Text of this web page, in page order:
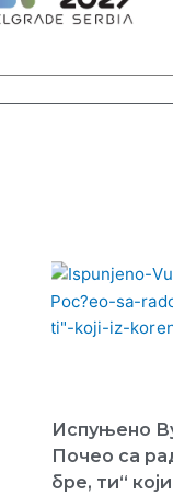
Испуњено
Почео са
бре, ти“